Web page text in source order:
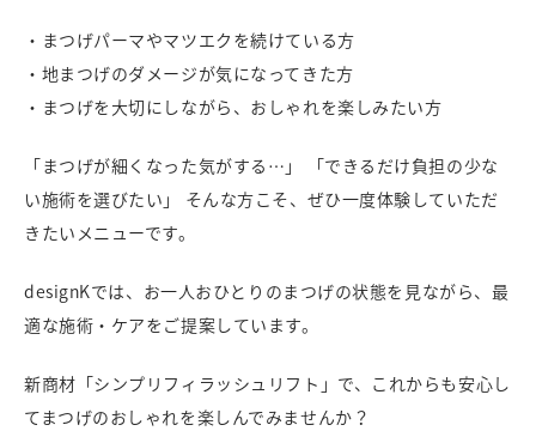
・まつげパーマやマツエクを続けている方
・地まつげのダメージが気になってきた方
・まつげを大切にしながら、おしゃれを楽しみたい方
「まつげが細くなった気がする…」 「できるだけ負担の少な
い施術を選びたい」 そんな方こそ、ぜひ一度体験していただ
きたいメニューです。
designKでは、お一人おひとりのまつげの状態を見ながら、最
適な施術・ケアをご提案しています。
新商材「シンプリフィラッシュリフト」で、これからも安心し
てまつげのおしゃれを楽しんでみませんか？